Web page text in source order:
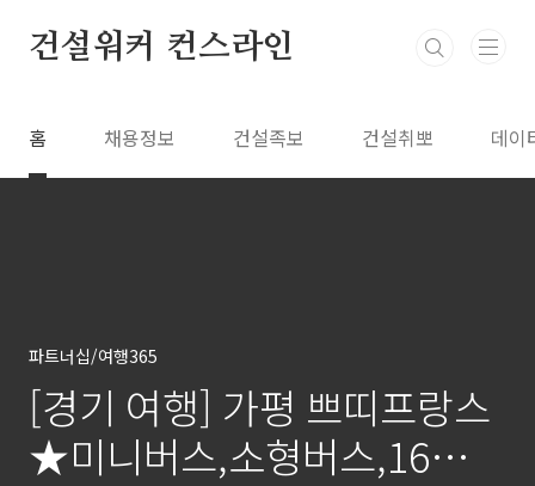
건설워커 컨스라인
홈 채용정보 건설족보 건설취뽀 데이
파트너십/여행365
[경기 여행] 가평 쁘띠프랑스
★미니버스,소형버스,16인승